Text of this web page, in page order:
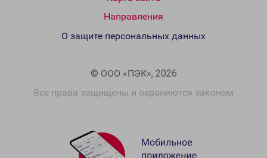
Направления
© ООО «ПЭК», 2026
Все права защищены и охраняются законом
О защите персональных данных